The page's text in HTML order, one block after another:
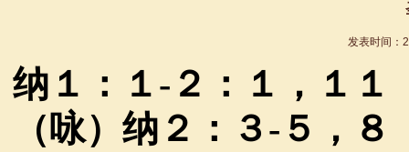
发表时间：
纳１：１ - ２：１，１１
（咏）纳２：３ - ５，８